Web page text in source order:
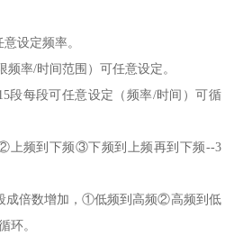
意设定频率。
频率/时间范围）可任意设定。
段每段可任意设定（频率/时间）可循
上频到下频③下频到上频再到下频--3
成倍数增加，①低频到高频②高频到低
环。